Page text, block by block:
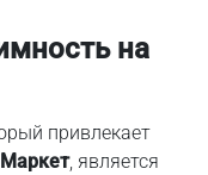
на
привлекает
, является